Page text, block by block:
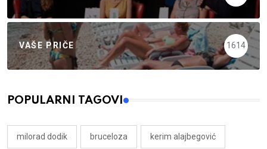
VAŠE PRIČE 1614
POPULARNI TAGOVI
milorad dodik bruceloza kerim alajbegović